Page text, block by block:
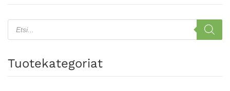
Products
search
Tuotekategoriat